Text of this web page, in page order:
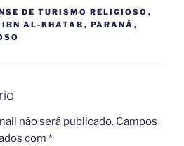
DE TURISMO RELIGIOSO ,
AL-KHATAB , PARANÁ ,
não será publicado. Campos
com *